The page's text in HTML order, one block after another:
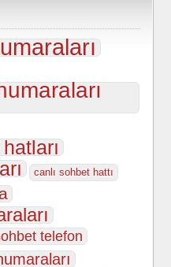
canlı sohbet hattı
telefon